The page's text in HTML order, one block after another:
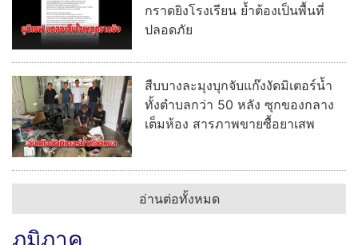
กราดยิงโรงเรียน ย้ำต้องเป็นพื้นที่
ปลอดภัย
สืบบางละมุงบุกจับแก๊งงัดมิเตอร์น้ำ
ทั้งตำบลกว่า 50 หลัง ซุกของกลาง
เต็มห้อง สารภาพขายซื้อยาเสพ
อ่านต่อทั้งหมด
ภูมิภาค